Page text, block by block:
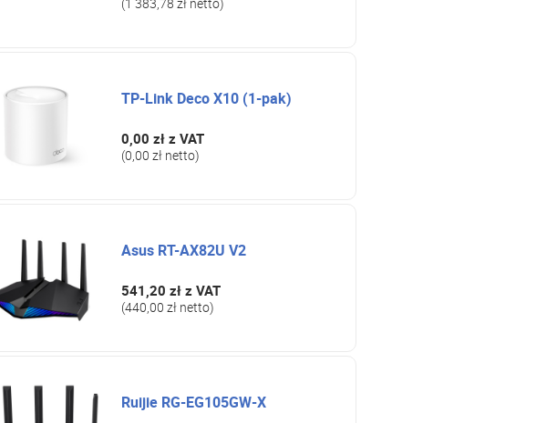
TP-Link Deco X10 (1-pak)
0,00 zł z VAT
(0,00 zł netto)
Asus RT-AX82U V2
541,20 zł z VAT
(440,00 zł netto)
Ruijie RG-EG105GW-X